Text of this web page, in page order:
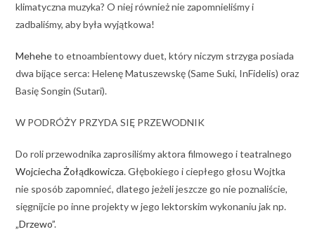
klimatyczna muzyka? O niej również nie zapomnieliśmy i
zadbaliśmy, aby była wyjątkowa!
Meheheto etnoambientowy duet, który niczym strzyga posiada
dwa bijące serca: Helenę Matuszewskę (Same Suki, InFidelis) oraz
Basię Songin (Sutari).
W PODRÓŻY PRZYDA SIĘ PRZEWODNIK
Do roli przewodnika zaprosiliśmy aktora filmowego i teatralnego
Wojciecha Żołądkowicza. Głębokiego i ciepłego głosu Wojtka
nie sposób zapomnieć, dlatego jeżeli jeszcze go nie poznaliście,
sięgnijcie po inne projekty w jego lektorskim wykonaniu jak np.
„Drzewo”.